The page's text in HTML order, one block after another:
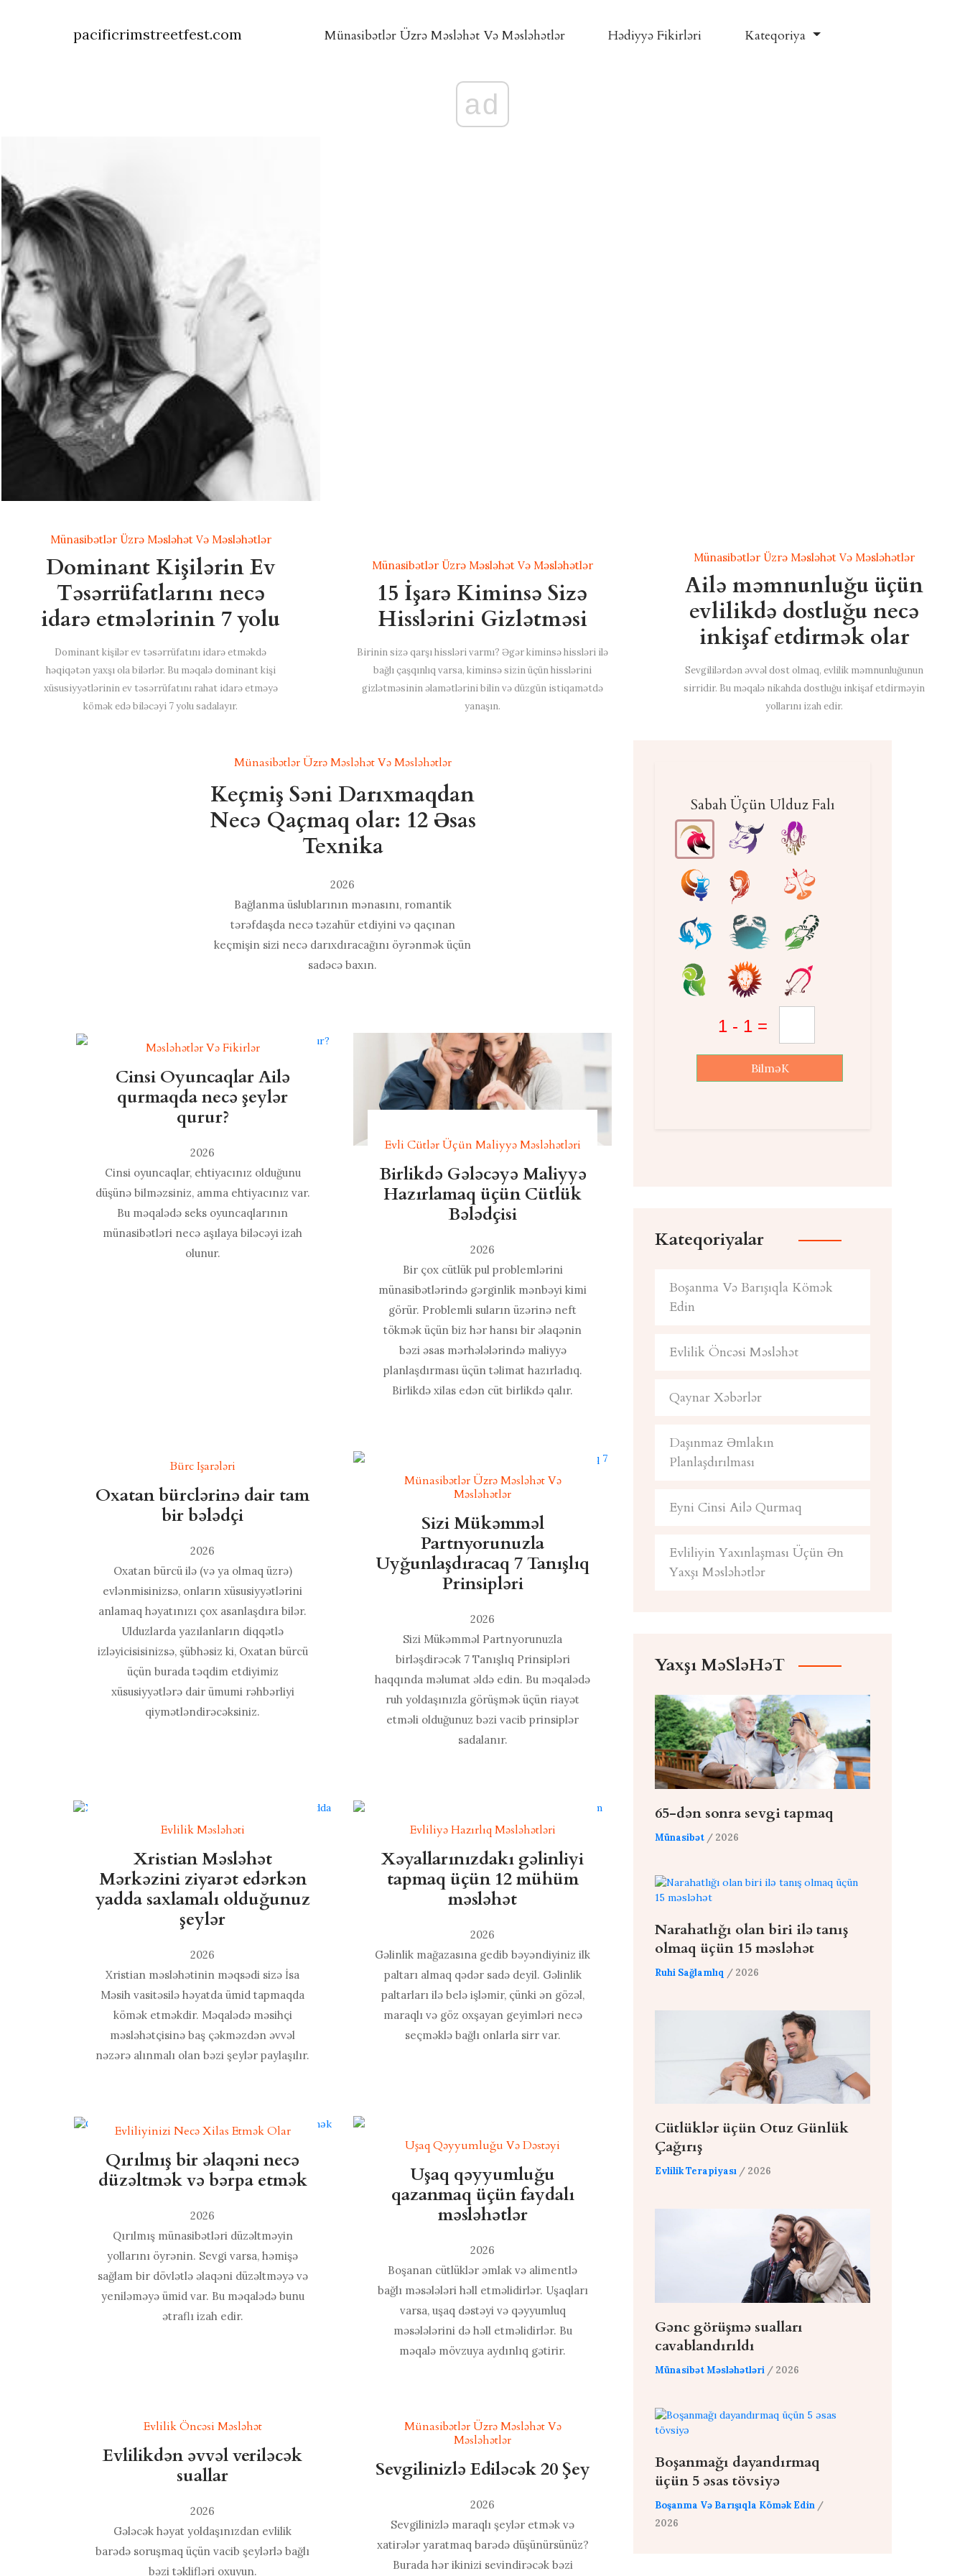
pacificrimstreetfest.com Münasibətlər Üzrə Məsləhət Və Məsləhətlər Hədiyyə Fikirləri Kateqoriya
ad
Münasibətlər Üzrə Məsləhət Və Məsləhətlər
Dominant Kişilərin Ev
Təsərrüfatlarını necə
idarə etmələrinin 7 yolu
Dominant kişilər ev təsərrüfatını idarə etməkdə
həqiqətən yaxşı ola bilərlər. Bu məqalə dominant kişi
xüsusiyyətlərinin ev təsərrüfatını rahat idarə etməyə
kömək edə biləcəyi 7 yolu sadalayır.
Münasibətlər Üzrə Məsləhət Və Məsləhətlər
15 İşarə Kiminsə Sizə
Hisslərini Gizlətməsi
Birinin sizə qarşı hissləri varmı? Əgər kiminsə hissləri ilə
bağlı çaşqınlıq varsa, kiminsə sizin üçün hisslərini
gizlətməsinin əlamətlərini bilin və düzgün istiqamətdə
yanaşın.
Münasibətlər Üzrə Məsləhət Və Məsləhətlər
Ailə məmnunluğu üçün
evlilikdə dostluğu necə
inkişaf etdirmək olar
Sevgililərdən əvvəl dost olmaq, evlilik məmnunluğunun
sirridir. Bu məqalə nikahda dostluğu inkişaf etdirməyin
yollarını izah edir.
Münasibətlər Üzrə Məsləhət Və Məsləhətlər
Keçmiş Səni Darıxmaqdan
Necə Qaçmaq olar: 12 Əsas
Texnika
2026
Bağlanma üslublarının mənasını, romantik
tərəfdaşda necə təzahür etdiyini və qaçınan
keçmişin sizi necə darıxdıracağını öyrənmək üçün
sadəcə baxın.
Məsləhətlər Və Fikirlər
Cinsi Oyuncaqlar Ailə
qurmaqda necə şeylər
qurur?
2026
Cinsi oyuncaqlar, ehtiyacınız olduğunu
düşünə bilməzsiniz, amma ehtiyacınız var.
Bu məqalədə seks oyuncaqlarının
münasibətləri necə aşılaya biləcəyi izah
olunur.
Evli Cütlər Üçün Maliyyə Məsləhətləri
Birlikdə Gələcəyə Maliyyə
Hazırlamaq üçün Cütlük
Bələdçisi
2026
Bir çox cütlük pul problemlərini
münasibətlərində gərginlik mənbəyi kimi
görür. Problemli suların üzərinə neft
tökmək üçün biz hər hansı bir əlaqənin
bəzi əsas mərhələlərində maliyyə
planlaşdırması üçün təlimat hazırladıq.
Birlikdə xilas edən cüt birlikdə qalır.
Bürc Işarələri
Oxatan bürclərinə dair tam
bir bələdçi
2026
Oxatan bürcü ilə (və ya olmaq üzrə)
evlənmisinizsə, onların xüsusiyyətlərini
anlamaq həyatınızı çox asanlaşdıra bilər.
Ulduzlarda yazılanların diqqətlə
izləyicisisinizsə, şübhəsiz ki, Oxatan bürcü
üçün burada təqdim etdiyimiz
xüsusiyyətlərə dair ümumi rəhbərliyi
qiymətləndirəcəksiniz.
Münasibətlər Üzrə Məsləhət Və
Məsləhətlər
Sizi Mükəmməl
Partnyorunuzla
Uyğunlaşdıracaq 7 Tanışlıq
Prinsipləri
2026
Sizi Mükəmməl Partnyorunuzla
birləşdirəcək 7 Tanışlıq Prinsipləri
haqqında məlumat əldə edin. Bu məqalədə
ruh yoldaşınızla görüşmək üçün riayət
etməli olduğunuz bəzi vacib prinsiplər
sadalanır.
Evlilik Məsləhəti
Xristian Məsləhət
Mərkəzini ziyarət edərkən
yadda saxlamalı olduğunuz
şeylər
2026
Xristian məsləhətinin məqsədi sizə İsa
Məsih vasitəsilə həyatda ümid tapmaqda
kömək etməkdir. Məqalədə məsihçi
məsləhətçisinə baş çəkməzdən əvvəl
nəzərə alınmalı olan bəzi şeylər paylaşılır.
Evliliyə Hazırlıq Məsləhətləri
Xəyallarınızdakı gəlinliyi
tapmaq üçün 12 mühüm
məsləhət
2026
Gəlinlik mağazasına gedib bəyəndiyiniz ilk
paltarı almaq qədər sadə deyil. Gəlinlik
paltarları ilə belə işləmir, çünki ən gözəl,
maraqlı və göz oxşayan geyimləri necə
seçməklə bağlı onlarla sirr var.
Evliliyinizi Necə Xilas Etmək Olar
Qırılmış bir əlaqəni necə
düzəltmək və bərpa etmək
2026
Qırılmış münasibətləri düzəltməyin
yollarını öyrənin. Sevgi varsa, həmişə
sağlam bir dövlətlə əlaqəni düzəltməyə və
yeniləməyə ümid var. Bu məqalədə bunu
ətraflı izah edir.
Uşaq Qəyyumluğu Və Dəstəyi
Uşaq qəyyumluğu
qazanmaq üçün faydalı
məsləhətlər
2026
Boşanan cütlüklər əmlak və alimentlə
bağlı məsələləri həll etməlidirlər. Uşaqları
varsa, uşaq dəstəyi və qəyyumluq
məsələlərini də həll etməlidirlər. Bu
məqalə mövzuya aydınlıq gətirir.
Evlilik Öncəsi Məsləhət
Evlilikdən əvvəl veriləcək
suallar
2026
Gələcək həyat yoldaşınızdan evlilik
barədə soruşmaq üçün vacib şeylərlə bağlı
bəzi təklifləri oxuyun.
Münasibətlər Üzrə Məsləhət Və
Məsləhətlər
Sevgilinizlə Ediləcək 20 Şey
2026
Sevgilinizlə maraqlı şeylər etmək və
xatirələr yaratmaq barədə düşünürsünüz?
Burada hər ikinizi sevindirəcək bəzi
Sabah Üçün Ulduz Falı
BilməK
Kateqoriyalar
Boşanma Və Barışıqla Kömək
Edin
Evlilik Öncəsi Məsləhət
Qaynar Xəbərlər
Daşınmaz Əmlakın
Planlaşdırılması
Eyni Cinsi Ailə Qurmaq
Evliliyin Yaxınlaşması Üçün Ən
Yaxşı Məsləhətlər
Yaxşı MəSləHəT
65-dən sonra sevgi tapmaq
Münasibət / 2026
Narahatlığı olan biri ilə tanış
olmaq üçün 15 məsləhət
Ruhi Sağlamlıq / 2026
Cütlüklər üçün Otuz Günlük
Çağırış
Evlilik Terapiyası / 2026
Gənc görüşmə sualları
cavablandırıldı
Münasibət Məsləhətləri / 2026
Boşanmağı dayandırmaq
üçün 5 əsas tövsiyə
Boşanma Və Barışıqla Kömək Edin /
2026